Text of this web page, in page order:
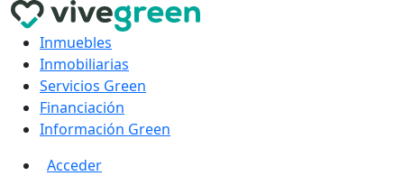
Inmuebles
Inmobiliarias
Servicios Green
Financiación
Información Green
Acceder